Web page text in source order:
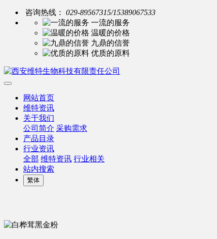
咨询热线：
029-89567315/15389067533
一流的服务
温暖的价格
九鼎的信誉
优质的原料
网站首页
维特资讯
关于我们
公司简介 采购需求
产品目录
行业资讯
全部 维特资讯 行业相关
站内搜索
繁体